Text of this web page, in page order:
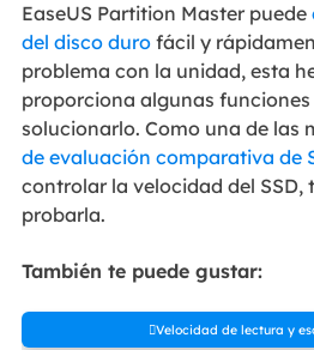
EaseUS Partition Master puede
del disco durofácil y
problema con la unidad, esta
proporciona algunas
solucionarlo. Como una de las
de evaluación comparativa de
controlar la velocidad del SSD,
probarla.
También te puede gustar:
Velocidad de lectura y